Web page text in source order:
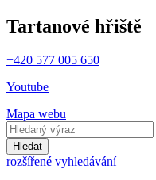
Tartanové hřiště
+420 577 005 650
Youtube
Mapa webu
Hledat
rozšířené vyhledávání